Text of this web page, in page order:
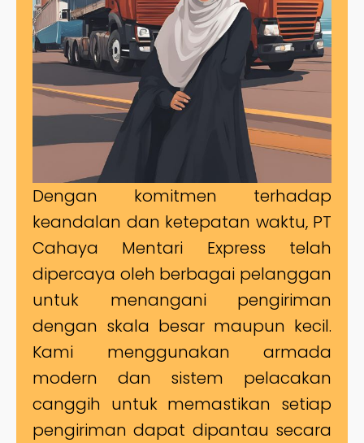
Dengan komitmen terhadap
keandalan dan ketepatan waktu, PT
Cahaya Mentari Express telah
dipercaya oleh berbagai pelanggan
untuk menangani pengiriman
dengan skala besar maupun kecil.
Kami menggunakan armada
modern dan sistem pelacakan
canggih untuk memastikan setiap
pengiriman dapat dipantau secara